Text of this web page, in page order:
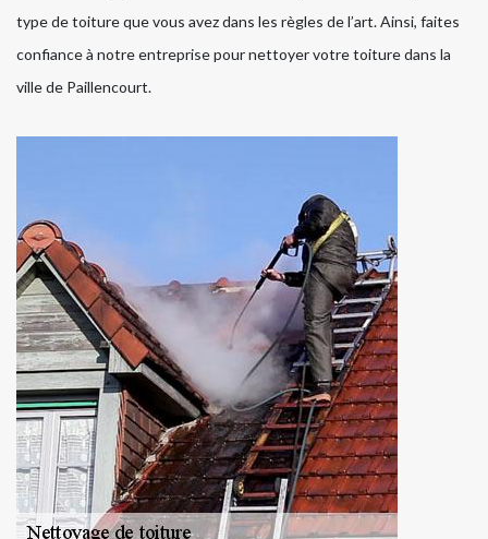
type de toiture que vous avez dans les règles de l’art. Ainsi, faites
confiance à notre entreprise pour nettoyer votre toiture dans la
ville de Paillencourt.